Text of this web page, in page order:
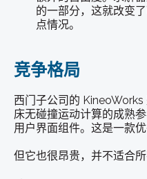
的一部分，这就改变
点情况。
竞争格局
西门子公司的
床无碰撞运动计算的成熟
用户界面组件。这是一款优
但它也很昂贵，并不适合所